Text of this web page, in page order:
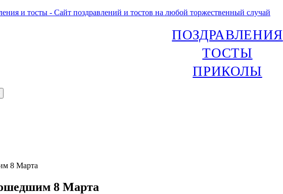
и тосты - Сайт поздравлений и тостов на любой торжественный случай
ПОЗДРАВЛЕНИЯ
ТОСТЫ
ПРИКОЛЫ
8 Марта
8 Марта